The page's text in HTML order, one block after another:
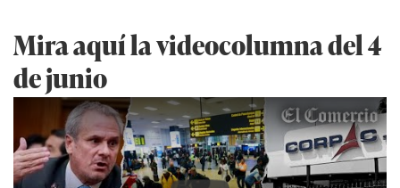
Mira aquí la videocolumna del 4
de junio